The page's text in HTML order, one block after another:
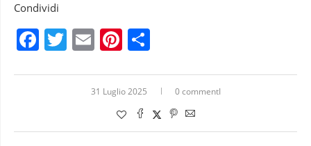
Condividi
Facebook
Twitter
EmailPinterest
31 Luglio 2025 0 commentI